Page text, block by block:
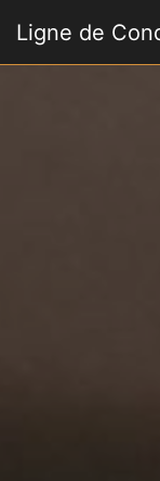
Ligne de